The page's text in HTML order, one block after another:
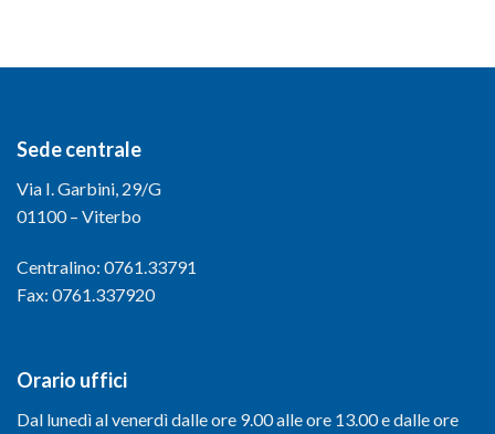
Sede centrale
Via I. Garbini, 29/G
01100 – Viterbo
Centralino: 0761.33791
Fax: 0761.337920
Orario uffici
Dal lunedì al venerdì dalle ore 9.00 alle ore 13.00 e dalle ore